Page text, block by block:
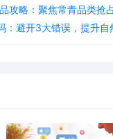
攻略：聚焦常青品类抢
：避开3大错误，提升自